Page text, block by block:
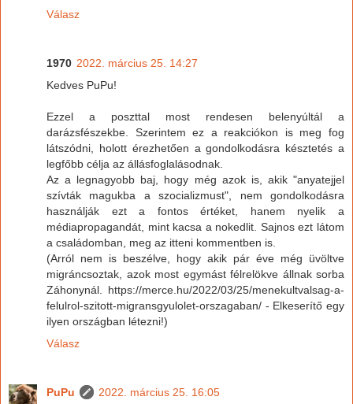
Válasz
1970 2022. március 25. 14:27
Kedves PuPu!
Ezzel a poszttal most rendesen belenyúltál a
darázsfészekbe. Szerintem ez a reakciókon is meg fog
látszódni, holott érezhetően a gondolkodásra késztetés a
legfőbb célja az állásfoglalásodnak.
Az a legnagyobb baj, hogy még azok is, akik "anyatejjel
szívták magukba a szocializmust", nem gondolkodásra
használják ezt a fontos értéket, hanem nyelik a
médiapropagandát, mint kacsa a nokedlit. Sajnos ezt látom
a családomban, meg az itteni kommentben is.
(Arról nem is beszélve, hogy akik pár éve még üvöltve
migráncsoztak, azok most egymást félrelökve állnak sorba
Záhonynál. https://merce.hu/2022/03/25/menekultvalsag-a-
felulrol-szitott-migransgyulolet-orszagaban/ - Elkeserítő egy
ilyen országban létezni!)
Válasz
PuPu
2022. március 25. 16:05